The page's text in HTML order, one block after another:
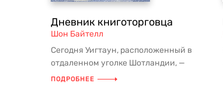
Дневник книготорговца
Шон Байтелл
Сегодня Уигтаун, расположенный в
отдаленном уголке Шотландии, —
место, куда устремляются книголюбы
ПОДРОБНЕЕ